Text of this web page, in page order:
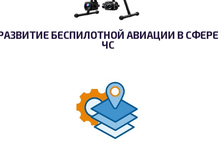
БЕСПИЛОТНОЙ АВИАЦИИ В СФЕРЕ
ЧС